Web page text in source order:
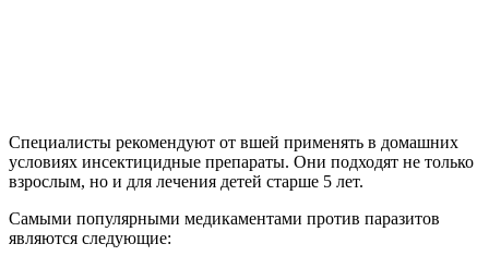
Специалисты рекомендуют от вшей применять в домашних
условиях инсектицидные препараты. Они подходят не только
взрослым, но и для лечения детей старше 5 лет.
Самыми популярными медикаментами против паразитов
являются следующие: